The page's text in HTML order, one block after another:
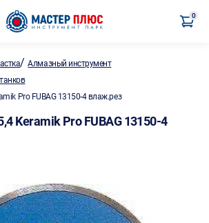
0
/Алмазный инструмент
Pro FUBAG 13150-4 влаж.рез
Keramik Pro FUBAG 13150-4